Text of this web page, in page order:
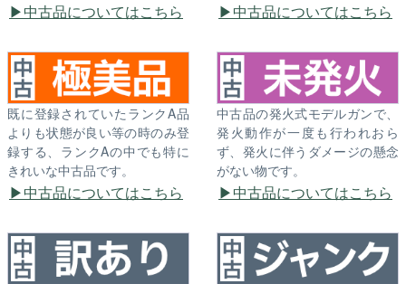
中古品についてはこちら 中古品についてはこちら
既に登録されていたランクA品
よりも状態が良い等の時のみ登
録する、ランクAの中でも特に
きれいな中古品です。
中古品についてはこちら
中古品の発火式モデルガンで、
発火動作が一度も行われおら
ず、発火に伴うダメージの懸念
がない物です。
中古品についてはこちら